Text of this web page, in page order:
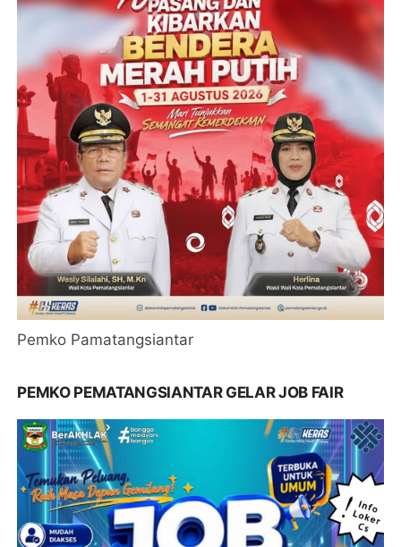
Pemko Pamatangsiantar
PEMKO PEMATANGSIANTAR GELAR JOB FAIR